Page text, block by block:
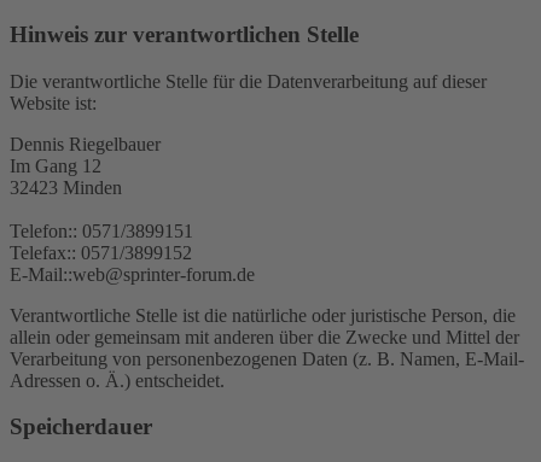
Hinweis zur verantwortlichen Stelle
Die verantwortliche Stelle für die Datenverarbeitung auf dieser
Website ist:
Dennis Riegelbauer
Im Gang 12
32423 Minden
Telefon:: 0571/3899151
Telefax:: 0571/3899152
E-Mail::web@sprinter-forum.de
Verantwortliche Stelle ist die natürliche oder juristische Person, die
allein oder gemeinsam mit anderen über die Zwecke und Mittel der
Verarbeitung von personenbezogenen Daten (z. B. Namen, E-Mail-
Adressen o. Ä.) entscheidet.
Speicherdauer